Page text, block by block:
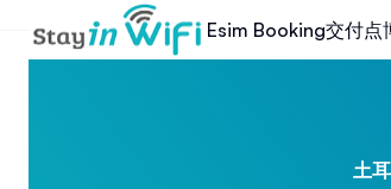
Esim Booking交付点
土